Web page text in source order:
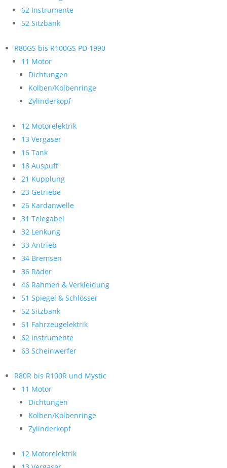
62 Instrumente
52 Sitzbank
R80GS bis R100GS PD 1990
11 Motor
Dichtungen
Kolben/Kolbenringe
Zylinderkopf
12 Motorelektrik
13 Vergaser
16 Tank
18 Auspuff
21 Kupplung
23 Getriebe
26 Kardanwelle
31 Telegabel
32 Lenkung
33 Antrieb
34 Bremsen
36 Räder
46 Rahmen & Verkleidung
51 Spiegel & Schlösser
52 Sitzbank
61 Fahrzeugelektrik
62 Instrumente
63 Scheinwerfer
R80R bis R100R und Mystic
11 Motor
Dichtungen
Kolben/Kolbenringe
Zylinderkopf
12 Motorelektrik